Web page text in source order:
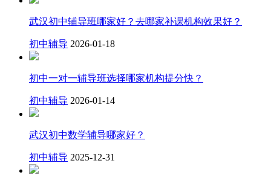
武汉初中辅导班哪家好？去哪家补课机构效果好？
初中辅导 2026-01-18
初中一对一辅导班选择哪家机构提分快？
初中辅导 2026-01-14
武汉初中数学辅导哪家好？
初中辅导 2025-12-31